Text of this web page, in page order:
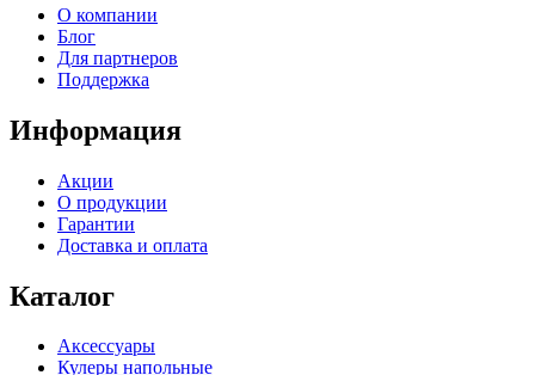
О компании
Блог
Для партнеров
Поддержка
Информация
Акции
О продукции
Гарантии
Доставка и оплата
Каталог
Аксессуары
Кулеры напольные